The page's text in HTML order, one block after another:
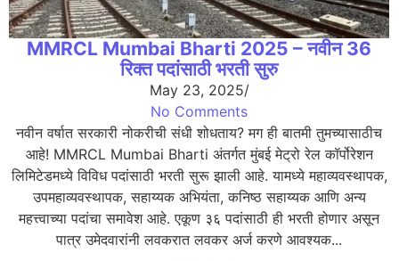
MMRCL Mumbai Bharti 2025 – नवीन 36
रिक्त पदांसाठी भरती सुरु
May 23, 2025/
No Comments
नवीन वर्षात सरकारी नोकरीची संधी शोधताय? मग ही बातमी तुमच्यासाठीच
आहे! MMRCL Mumbai Bharti अंतर्गत मुंबई मेट्रो रेल कॉर्पोरेशन
लिमिटेडमध्ये विविध पदांसाठी भरती सुरू झाली आहे. यामध्ये महाव्यवस्थापक,
उपमहाव्यवस्थापक, सहाय्यक अभियंता, कनिष्ठ सहाय्यक आणि अन्य
महत्त्वाच्या पदांचा समावेश आहे. एकूण ३६ पदांसाठी ही भरती होणार असून
पात्र उमेदवारांनी लवकरात लवकर अर्ज करणे आवश्यक...